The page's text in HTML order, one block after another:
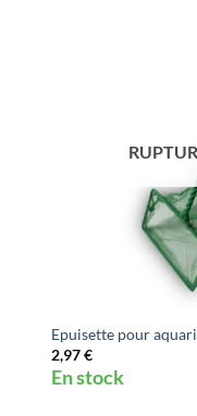
Epuisette pour
2,97€
En stock